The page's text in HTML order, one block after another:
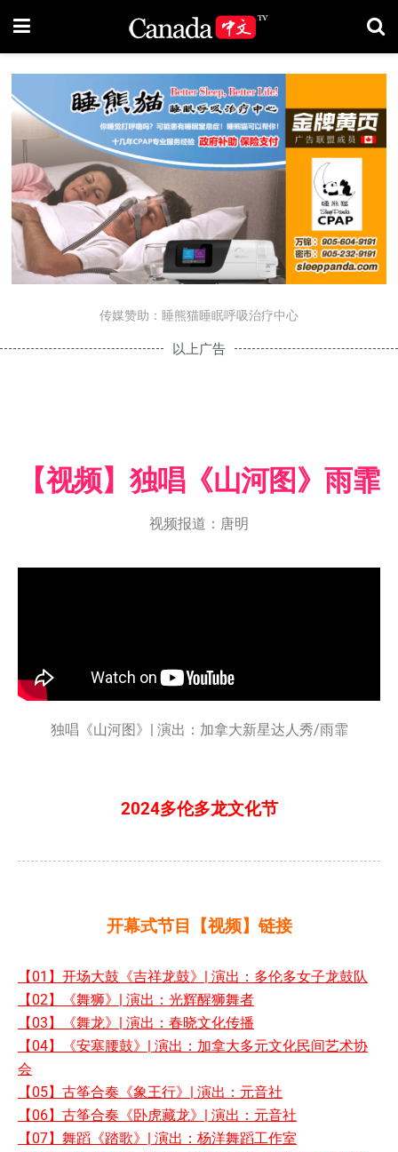
传媒赞助：睡熊猫睡眠呼吸治疗中心
以上广告
【视频】独唱《山河图》雨霏
视频报道：唐明
独唱《山河图》| 演出：加拿大新星达人秀/雨霏
2024多伦多龙文化节
开幕式节目【视频】链接
【01】开场大鼓《吉祥龙鼓》| 演出：多伦多女子龙鼓队
【02】《舞狮》| 演出：光辉醒狮舞者
【03】《舞龙》| 演出：春晓文化传播
【04】《安塞腰鼓》| 演出：加拿大多元文化民间艺术协
会
【05】古筝合奏《象王行》| 演出：元音社
【06】古筝合奏《卧虎藏龙》| 演出：元音社
【07】舞蹈《踏歌》| 演出：杨洋舞蹈工作室